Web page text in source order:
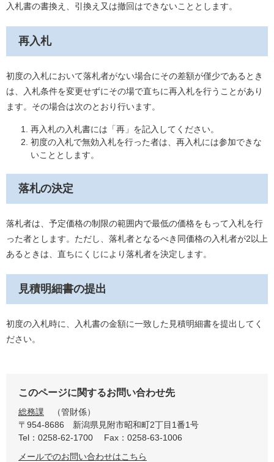
入札書の書換え、引換え又は撤回はできないこととします。
再入札
初度の入札において落札者がない場合にその差額が僅少であるとき
は、入札条件を変更せずにその場で直ちに再入札を行うことがあり
ます。その場合は次のとおり行います。
再入札の入札書には「再」を記入してください。
初度の入札で無効入札を行った者は、再入札には参加できな
いこととします。
落札の決定
落札者は、予定価格の制限の範囲内で最低の価格をもって入札を行
った者とします。ただし、落札者となるべき同価格の入札者が2以上
あるときは、直ちにくじにより落札者を決定します。
見積明細書の提出
初度の入札時に、入札書の金額に一致した見積明細書を提出してく
ださい。
このページに関するお問い合わせ先
総務課
管財係
〒954-8686
新潟県見附市昭和町2丁目1番1号
Tel：0258-62-1700
Fax：0258-63-1006
メールでのお問い合わせはこちら